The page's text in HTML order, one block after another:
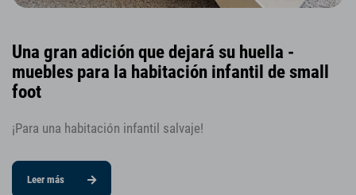
Una gran adición que dejará su huella -
muebles para la habitación infantil de small
foot
¡Para una habitación infantil salvaje!
Leer más